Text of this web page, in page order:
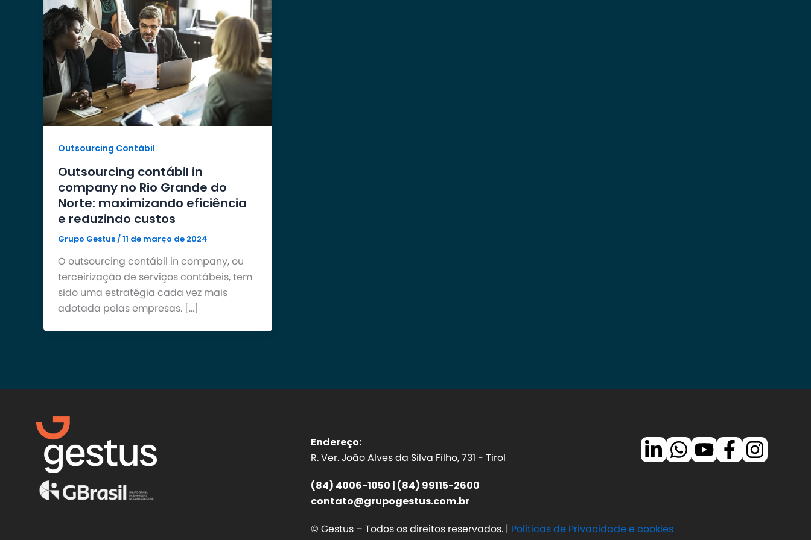
Outsourcing Contábil
Outsourcing contábil in
company no Rio Grande do
Norte: maximizando eficiência
e reduzindo custos
Grupo Gestus/11 de março de 2024
O outsourcing contábil in company, ou
terceirização de serviços contábeis, tem
sido uma estratégia cada vez mais
adotada pelas empresas. […]
Endereço:
R. Ver. João Alves da Silva Filho, 731 - Tirol
(84) 4006-1050 | (84) 99115-2600
contato@grupogestus.com.br
© Gestus – Todos os direitos reservados. | Políticas de Privacidade e cookies